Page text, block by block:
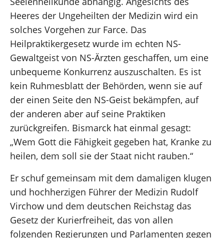
Heeres der Ungeheilten der Medizin wird ein
solches Vorgehen zur Farce. Das
Heilpraktikergesetz wurde im echten NS-
Gewaltgeist von NS-Ärzten geschaffen, um eine
unbequeme Konkurrenz auszuschalten. Es ist
kein Ruhmesblatt der Behörden, wenn sie auf
der einen Seite den NS-Geist bekämpfen, auf
der anderen aber auf seine Praktiken
zurückgreifen. Bismarck hat einmal gesagt:
„Wem Gott die Fähigkeit gegeben hat, Kranke zu
heilen, dem soll sie der Staat nicht rauben.“
Er schuf gemeinsam mit dem damaligen klugen
und hochherzigen Führer der Medizin Rudolf
Virchow und dem deutschen Reichstag das
Gesetz der Kurierfreiheit, das von allen
folgenden Regierungen und Parlamenten gegen